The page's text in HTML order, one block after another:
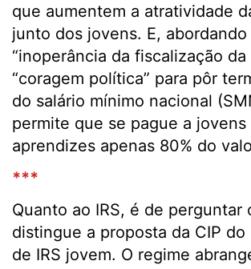
que aumentem a atratividade
junto dos jovens. E, abordando
“inoperância da fiscalização da
“coragem política” para pôr
do salário mínimo nacional
permite que se pague a jovens
aprendizes apenas 80% do
***
Quanto ao IRS, é de perguntar
distingue a proposta da CIP do
de IRS jovem. O regime